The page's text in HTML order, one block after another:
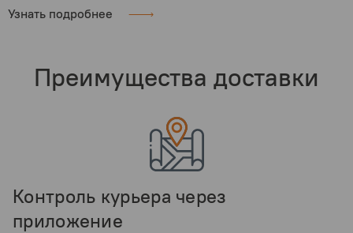
Узнать подробнее
Преимущества доставки
Контроль курьера через
приложение